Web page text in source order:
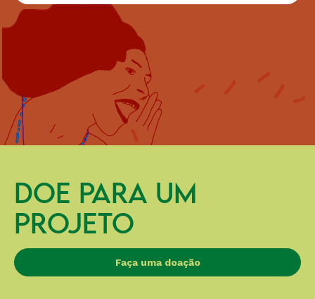
DOE PARA UM
PROJETO
Faça uma doação